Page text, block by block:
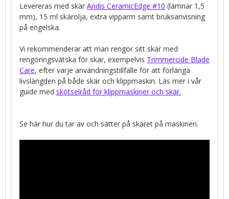
Levereras med skär Andis CeramicEdge #10 (lämnar 1,5
mm), 15 ml skärolja, extra vipparm samt bruksanvisning
på engelska.
Vi rekommenderar att man rengör sitt skär med
rengöringsvätska för skär, exempelvis Trimmercide Blade
Care, efter varje användningstillfälle för att förlänga
livslängden på både skär och klippmaskin. Läs mer i vår
guide med skötselråd för klippmaskiner och skär.
Se här hur du tar av och sätter på skäret på maskinen.